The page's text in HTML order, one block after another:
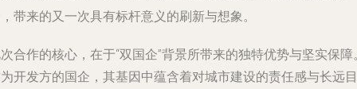
带来的又一次具有标杆意义的刷新与想象。
合作的核心，在于“双国企”背景所带来的独特优势与坚实保障
开发方的国企，其基因中蕴含着对城市建设的责任感与长远目